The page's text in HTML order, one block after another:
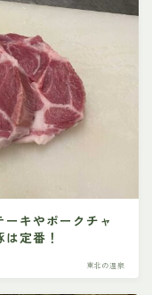
キやポークチャ
定番！
東北の温泉